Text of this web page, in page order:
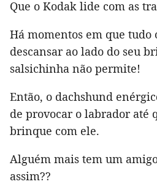
Que o Kodak lide com as
Há momentos em que tudo
descansar ao lado do seu
salsichinha não permite!
Então, o dachshund
de provocar o labrador até
brinque com ele.
Alguém mais tem um
assim??